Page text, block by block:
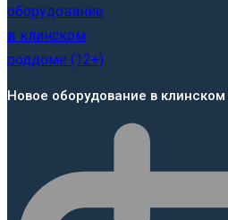
Новое оборудование в